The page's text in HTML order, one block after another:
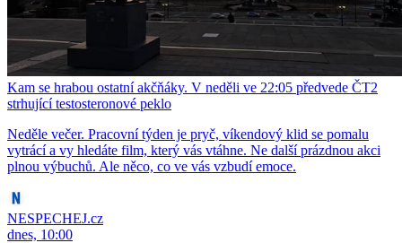
Kam se hrabou ostatní akčňáky. V neděli ve 22:05 předvede ČT2
strhující testosteronové peklo
Neděle večer. Pracovní týden je pryč, víkendový klid se pomalu
vytrácí a vy hledáte film, který vás vtáhne. Ne další prázdnou akci
plnou výbuchů. Ale něco, co ve vás vzbudí emoce.
NESPECHEJ.cz
dnes, 10:00